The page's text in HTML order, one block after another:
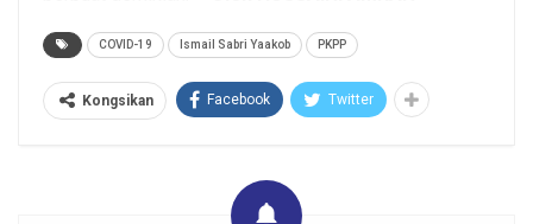
COVID-19 Ismail Sabri Yaakob PKPP
Kongsikan Facebook Twitter